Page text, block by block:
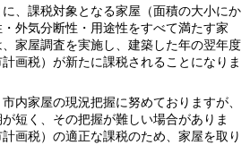
、課税対象となる家屋（面積の大小にか
外気分断性・用途性をすべて満たす家
家屋調査を実施し、建築した年の翌年度
画税）が新たに課税されることになりま
内家屋の現況把握に努めておりますが、
短く、その把握が難しい場合がありま
画税）の適正な課税のため、家屋を取り